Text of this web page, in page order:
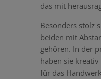
das mit
Besonders stolz
beiden mit
gehören. In der
haben sie
für das